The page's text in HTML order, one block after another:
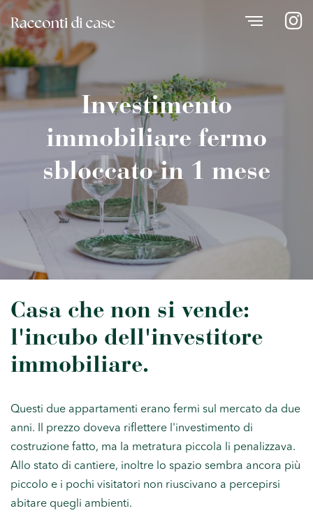
Investimento
immobiliare fermo
sbloccato in 1 mese
Casa che non si vende:
l'incubo dell'investitore
immobiliare.
Questi due appartamenti erano fermi sul mercato da due
anni. Il prezzo doveva riflettere l'investimento di
costruzione fatto, ma la metratura piccola li penalizzava.
Allo stato di cantiere, inoltre lo spazio sembra ancora più
piccolo e i pochi visitatori non riuscivano a percepirsi
abitare quegli ambienti.